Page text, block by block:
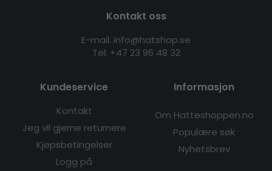
Kontakt oss
E-mail: info@hatshop.se
Tel: +47 23 96 48 32
Kundeservice
Kontakt
Jeg vil gjerne returnere
Kjøpsbetingelser
Logg på
Informasjon
Om Hatteshoppen.no
Populære søk
Nyhetsbrev